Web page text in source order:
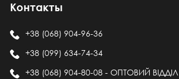
Контакты
+38 (068) 904-96-36
+38 (099) 634-74-34
+38 (068) 904-80-08 - ОПТОВИЙ ВІДДІЛ